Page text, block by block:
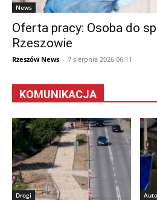
News
Oferta pracy: Osoba do
Rzeszowie
Rzeszów News - 7 sierpnia 2026 06:11
KOMUNIKACJA
Drogi